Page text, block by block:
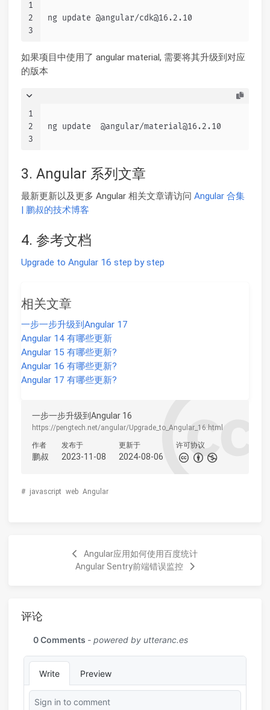
1
2
3
ng update @angular/cdk@16.2.10
如果项目中使用了 angular material, 需要将其升级到对应
的版本
1
2
3
ng update  @angular/material@16.2.10
3. Angular 系列文章
最新更新以及更多 Angular 相关文章请访问 Angular 合集
| 鹏叔的技术博客
4. 参考文档
Upgrade to Angular 16 step by step
相关文章
一步一步升级到Angular 17
Angular 14 有哪些更新
Angular 15 有哪些更新?
Angular 16 有哪些更新?
Angular 17 有哪些更新?
一步一步升级到Angular 16
https://pengtech.net/angular/Upgrade_to_Angular_16.html
作者
鹏叔
发布于
2023-11-08
更新于
2024-08-06
许可协议
# javascript web Angular
Angular应用如何使用百度统计
Angular Sentry前端错误监控
评论